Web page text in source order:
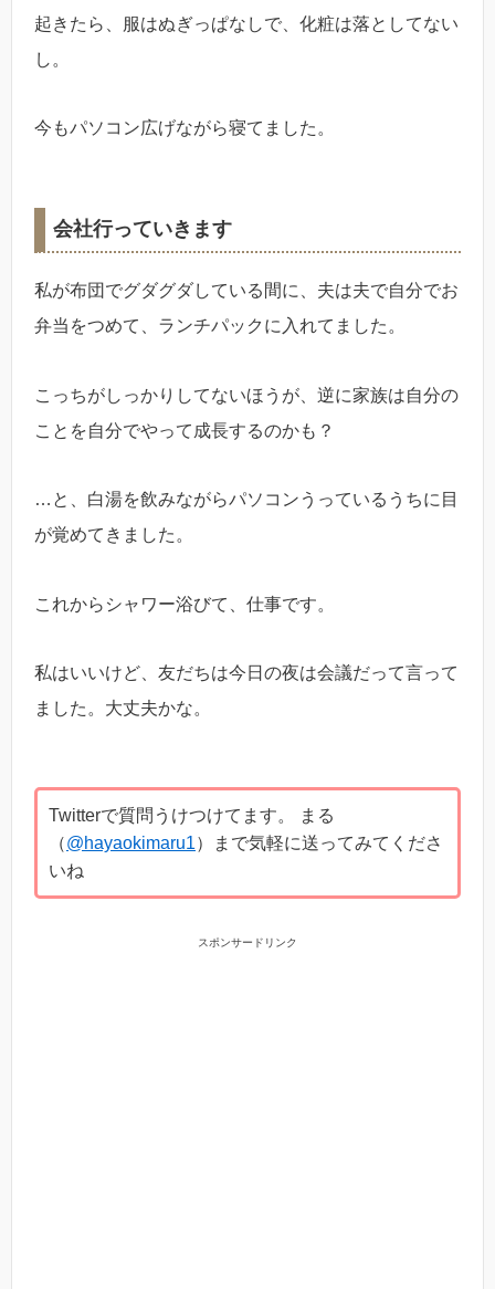
起きたら、服はぬぎっぱなしで、化粧は落としてない
し。
今もパソコン広げながら寝てました。
会社行っていきます
私が布団でグダグダしている間に、夫は夫で自分でお
弁当をつめて、ランチパックに入れてました。
こっちがしっかりしてないほうが、逆に家族は自分の
ことを自分でやって成長するのかも？
…と、白湯を飲みながらパソコンうっているうちに目
が覚めてきました。
これからシャワー浴びて、仕事です。
私はいいけど、友だちは今日の夜は会議だって言って
ました。大丈夫かな。
Twitterで質問うけつけてます。 まる
（@hayaokimaru1）まで気軽に送ってみてくださ
いね
スポンサードリンク